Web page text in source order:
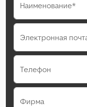
Наименование*
Электронная
Телефон
Фирма